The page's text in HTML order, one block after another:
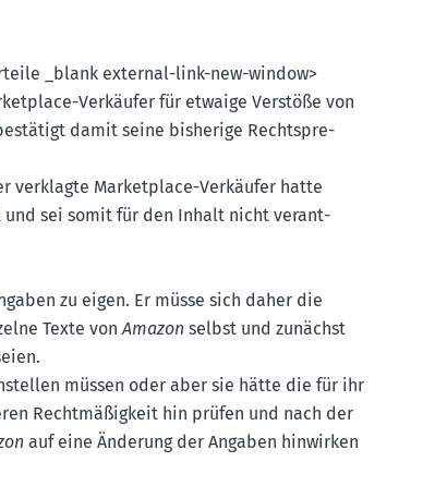
_blank external-link-new-window>
Verkäufer für etwaige Verstöße von
damit seine bisherige Recht­spre­
verklagte Market­place-Verkäufer hatte
und sei somit für den Inhalt nicht verant­
zu eigen. Er müsse sich daher die
Texte vonAmazon selbst und zunächst
müssen oder aber sie hätte die für ihr
Recht­mä­ßigkeit hin prüfen und nach der
auf eine Änderung der Angaben hinwirken